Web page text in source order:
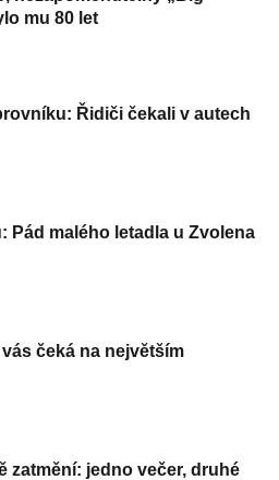
mu 80 let
Řidiči čekali v autech
Pád malého letadla u Zvolena
čeká na největším
zatmění: jedno večer, druhé